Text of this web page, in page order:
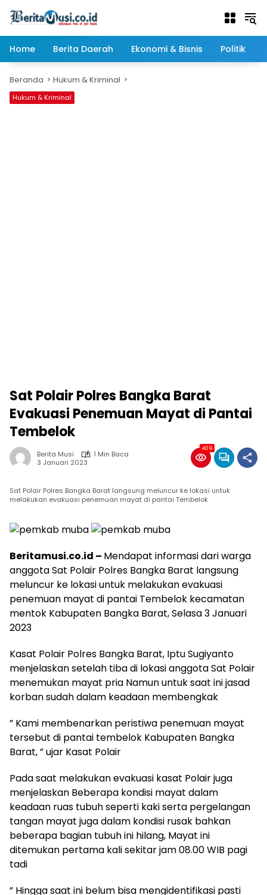
Home
Berita Daerah Ekonomi & Bisnis Politik
Beranda Hukum & Kriminal
Hukum & Kriminal
Sat Polair Polres Bangka Barat
Evakuasi Penemuan Mayat di Pantai
Tembelok
Berita Musi
1 Min Baca
3 Januari 2023
409
Sat Polair Polres Bangka Barat langsung meluncur ke lokasi untuk
melakukan evakuasi penemuan mayat di pantai Tembelok
Beritamusi.co.id – Mendapat informasi dari warga
anggota Sat Polair Polres Bangka Barat langsung
meluncur ke lokasi untuk melakukan evakuasi
penemuan mayat di pantai Tembelok kecamatan
mentok Kabupaten Bangka Barat, Selasa 3 Januari
2023
Kasat Polair Polres Bangka Barat, Iptu Sugiyanto
menjelaskan setelah tiba di lokasi anggota Sat Polair
menemukan mayat pria Namun untuk saat ini jasad
korban sudah dalam keadaan membengkak
” Kami membenarkan peristiwa penemuan mayat
tersebut di pantai tembelok Kabupaten Bangka
Barat, ” ujar Kasat Polair
Pada saat melakukan evakuasi kasat Polair juga
menjelaskan Beberapa kondisi mayat dalam
keadaan ruas tubuh seperti kaki serta pergelangan
tangan mayat juga dalam kondisi rusak bahkan
beberapa bagian tubuh ini hilang, Mayat ini
ditemukan pertama kali sekitar jam 08.00 WIB pagi
tadi
” Hingga saat ini belum bisa mengidentifikasi pasti